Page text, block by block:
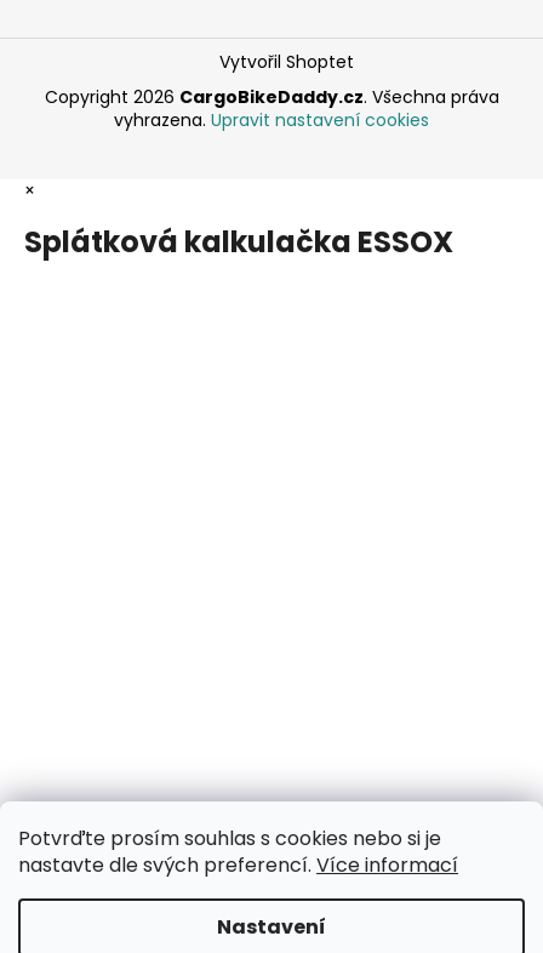
Potvrďte prosím souhlas s cookies nebo si je
nastavte dle svých preferencí. Více informací
Nastavení
Vytvořil Shoptet
Copyright 2026 CargoBikeDaddy.cz. Všechna práva
vyhrazena. Upravit nastavení cookies
×
Splátková kalkulačka ESSOX